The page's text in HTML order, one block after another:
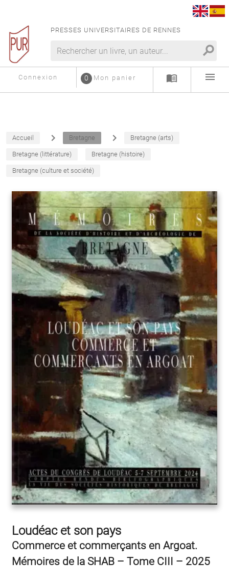
PRESSES UNIVERSITAIRES DE RENNES
search
Connexion Mon panier
0 menu_book menu
Accueil navigate_next Bretagne navigate_next Bretagne (arts)
Bretagne (littérature) Bretagne (histoire)
Bretagne (culture et société)
Loudéac et son pays
Commerce et commerçants en Argoat.
Mémoires de la SHAB – Tome CIII – 2025